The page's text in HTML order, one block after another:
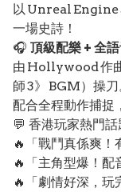
以 Unreal Engine
一場史詩！
🎧 頂級配樂 + 全
由 Hollywood 作
師 3》 BGM）操刀
配合全程動作捕捉
💬 香港玩家熱門話
🔥「戰鬥真係爽！
🔥「主角型爆！配
🔥「劇情好深，玩